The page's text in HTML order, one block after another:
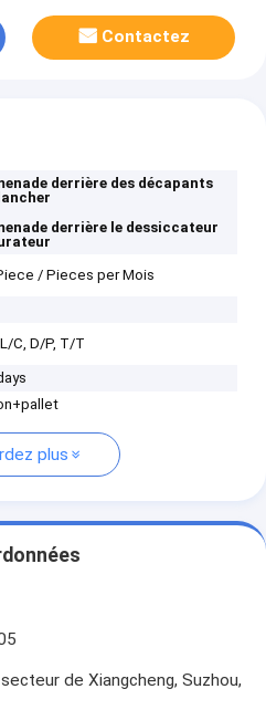
Contactez
derrière des décapants
derrière le dessiccateur
/ Pieces per Mois
C, D/P, T/T
plus
de Xiangcheng, Suzhou,